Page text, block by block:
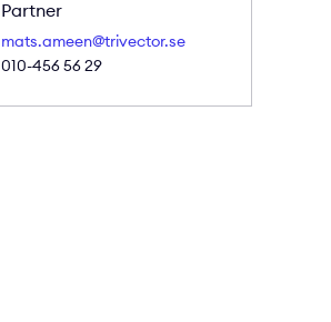
Partner
mats.ameen@trivector.se
010-456 56 29